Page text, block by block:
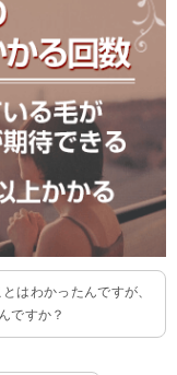
はわかったんですが、
ですか？